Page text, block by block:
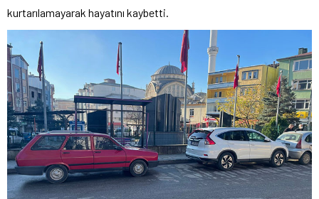
kurtarılamayarak hayatını kaybetti.